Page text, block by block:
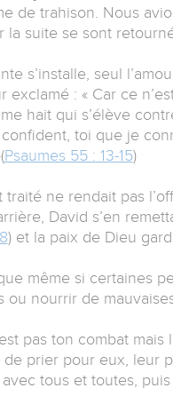
de trahison. Nous
la suite se sont
s’installe, seul
exclamé : « Car ce
hait qui s’élève
toi que je
Psaumes 55 : 13-15)
ne rendait pas
David s’en
) et la paix de Dieu
même si certaines
ou nourrir de
pas ton combat
de prier pour eux, leur
tous et toutes,